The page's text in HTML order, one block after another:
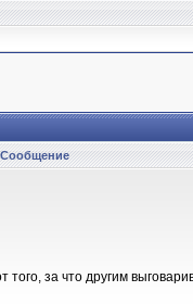
Сообщение
за что другим